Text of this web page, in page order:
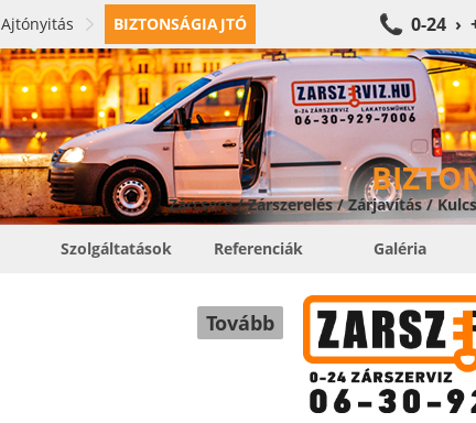
Ajtónyitás BIZTONSÁGIAJTÓ 0-24 ›
Zárcsere / Zárszerelés / Zárjavítás /
Szolgáltatások Referenciák Galéria
Tovább